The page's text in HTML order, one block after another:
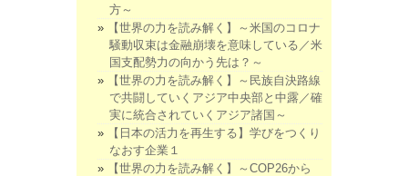
方～
【世界の力を読み解く】～米国のコロナ
騒動収束は金融崩壊を意味している／米
国支配勢力の向かう先は？～
【世界の力を読み解く】～民族自決路線
で共闘していくアジア中央部と中露／確
実に統合されていくアジア諸国～
【日本の活力を再生する】学びをつくり
なおす企業１
【世界の力を読み解く】～COP26から